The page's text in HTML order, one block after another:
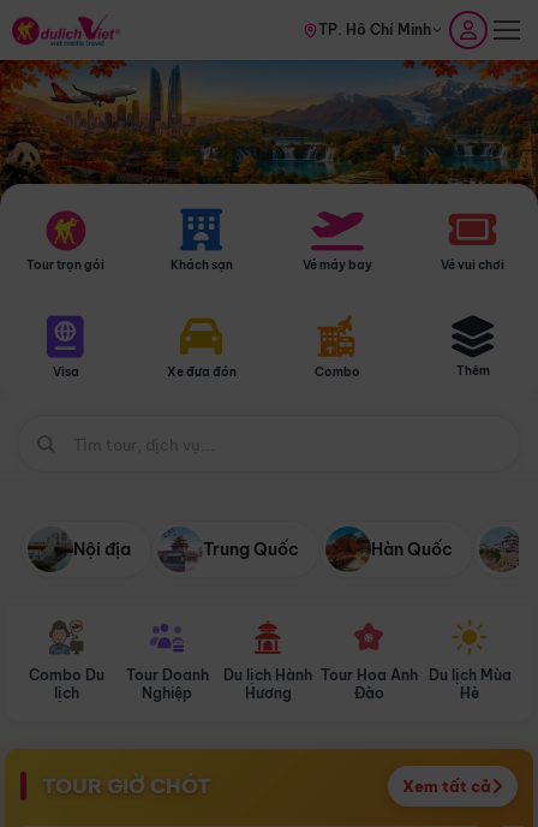
TP. Hồ Chí Minh
Tour trọn gói Khách sạn Vé máy bay Vé vui chơi
Visa Xe đưa đón Combo Thêm
Nội địa Trung Quốc Hàn Quốc
Combo Du
lịch
Tour Doanh
Nghiệp
Du lịch Hành
Hương
Tour Hoa Anh
Đào
Du lịch Mùa
Hè
TOUR GIỜ CHÓT Xem tất cả
Điểm nổi bật